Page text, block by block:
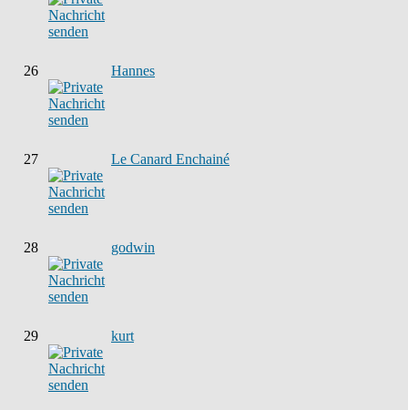
26 Hannes
27 Le Canard Enchainé
28 godwin
29 kurt